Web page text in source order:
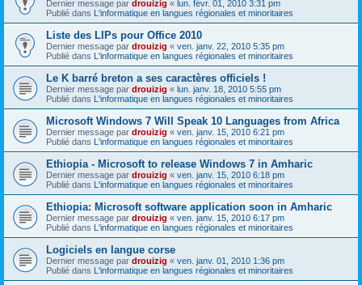
Dernier message par drouizig « lun. févr. 01, 2010 3:31 pm
Publié dans L'informatique en langues régionales et minoritaires
Liste des LIPs pour Office 2010
Dernier message par drouizig « ven. janv. 22, 2010 5:35 pm
Publié dans L'informatique en langues régionales et minoritaires
Le K barré breton a ses caractères officiels !
Dernier message par drouizig « lun. janv. 18, 2010 5:55 pm
Publié dans L'informatique en langues régionales et minoritaires
Microsoft Windows 7 Will Speak 10 Languages from Africa
Dernier message par drouizig « ven. janv. 15, 2010 6:21 pm
Publié dans L'informatique en langues régionales et minoritaires
Ethiopia - Microsoft to release Windows 7 in Amharic
Dernier message par drouizig « ven. janv. 15, 2010 6:18 pm
Publié dans L'informatique en langues régionales et minoritaires
Ethiopia: Microsoft software application soon in Amharic
Dernier message par drouizig « ven. janv. 15, 2010 6:17 pm
Publié dans L'informatique en langues régionales et minoritaires
Logiciels en langue corse
Dernier message par drouizig « ven. janv. 01, 2010 1:36 pm
Publié dans L'informatique en langues régionales et minoritaires